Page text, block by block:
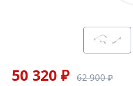
50 320 ₽ 62 900 ₽